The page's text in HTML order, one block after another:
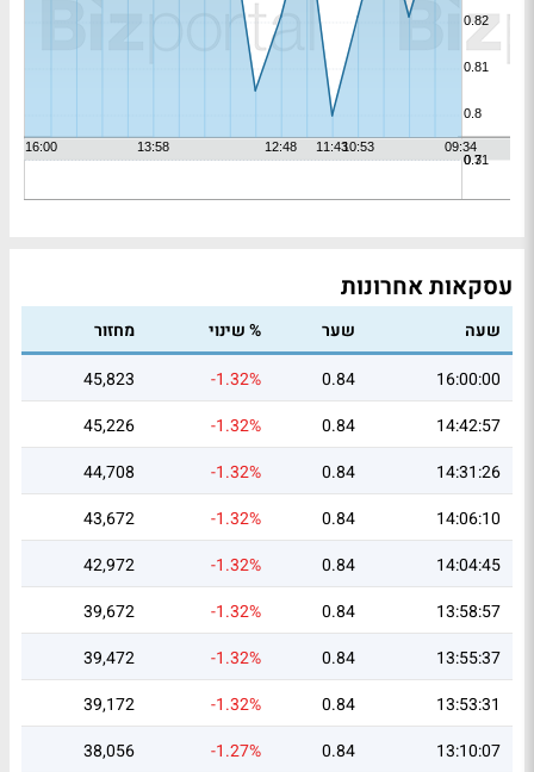
עסקאות אחרונות
שעה שער % שינוי
מחזור
16:00:00
0.84
-1.32%
45,823
14:42:57
0.84
-1.32%
45,226
14:31:26
0.84
-1.32%
44,708
14:06:10
0.84
-1.32%
43,672
14:04:45
0.84
-1.32%
42,972
13:58:57
0.84
-1.32%
39,672
13:55:37
0.84
-1.32%
39,472
13:53:31
0.84
-1.32%
39,172
13:10:07
0.84
-1.27%
38,056